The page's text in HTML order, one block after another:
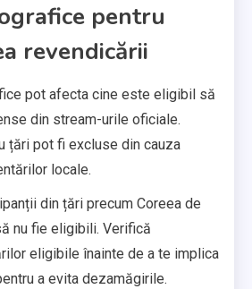
pentru
revendicării
pot afecta cine este eligibil să
din stream-urile oficiale.
țări pot fi excluse din cauza
locale.
din țări precum Coreea de
nu fie eligibili. Verifică
eligibile înainte de a te implica
a evita dezamăgirile.